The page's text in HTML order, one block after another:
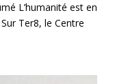
L’humanité est en
Ter8, le Centre